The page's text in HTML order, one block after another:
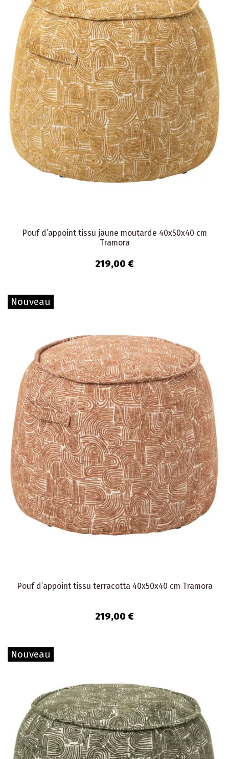
Pouf d’appoint tissu jaune moutarde 40x50x40 cm
Tramora
219,00 €
Nouveau
Pouf d’appoint tissu terracotta 40x50x40 cm Tramora
219,00 €
Nouveau